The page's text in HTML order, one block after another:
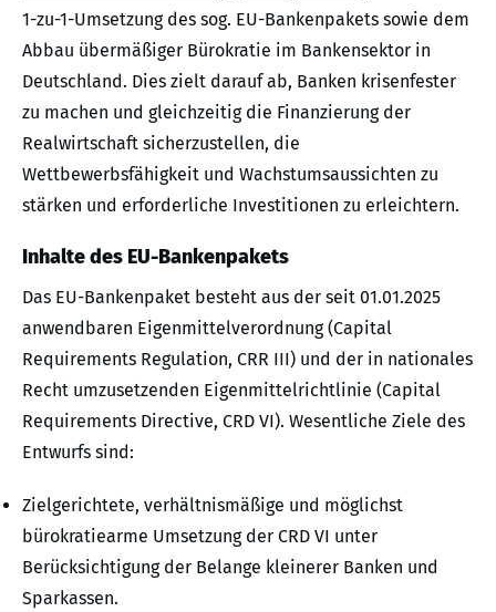
1-zu-1-Umsetzung des sog. EU-Bankenpakets sowie dem
Abbau übermäßiger Bürokratie im Bankensektor in
Deutschland. Dies zielt darauf ab, Banken krisenfester
zu machen und gleichzeitig die Finanzierung der
Realwirtschaft sicherzustellen, die
Wettbewerbsfähigkeit und Wachstumsaussichten zu
stärken und erforderliche Investitionen zu erleichtern.
Inhalte des EU-Bankenpakets
Das EU-Bankenpaket besteht aus der seit 01.01.2025
anwendbaren Eigenmittelverordnung (Capital
Requirements Regulation, CRR III) und der in nationales
Recht umzusetzenden Eigenmittelrichtlinie (Capital
Requirements Directive, CRD VI). Wesentliche Ziele des
Entwurfs sind:
Zielgerichtete, verhältnismäßige und möglichst
bürokratiearme Umsetzung der CRD VI unter
Berücksichtigung der Belange kleinerer Banken und
Sparkassen.